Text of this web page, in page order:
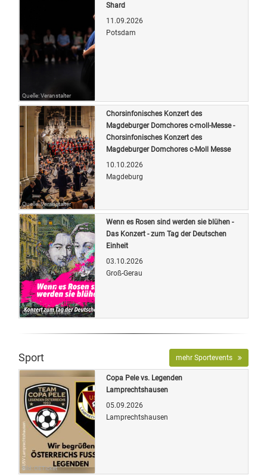
Quelle: Veranstalter
Shard
11.09.2026
Potsdam
Quelle: Veranstalter
Chorsinfonisches Konzert des
Magdeburger Domchores c-moll-Messe -
Chorsinfonisches Konzert des
Magdeburger Domchores c-Moll Messe
10.10.2026
Magdeburg
Quelle: Veranstalter
Wenn es Rosen sind werden sie blühen -
Das Konzert - zum Tag der Deutschen
Einheit
03.10.2026
Groß-Gerau
Sport mehr Sportevents
Bild: OETicket
Copa Pele vs. Legenden
Lamprechtshausen
05.09.2026
Lamprechtshausen